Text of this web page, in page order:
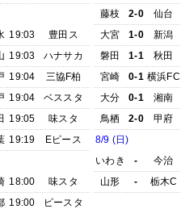
19:03
豊田ス
19:03
ハナサカ
19:04
三協F柏
19:04
ベススタ
19:05
味スタ
19:19
Eピース
18:00
味スタ
19:00 ピースタ
藤枝
2-0
仙台
大宮
1-0
新潟
磐田
1-1
秋田
宮崎
0-1 横浜FC
大分
0-1
湘南
鳥栖
2-0
甲府
8/9 (日)
いわき
-
今治
山形
- 栃木C